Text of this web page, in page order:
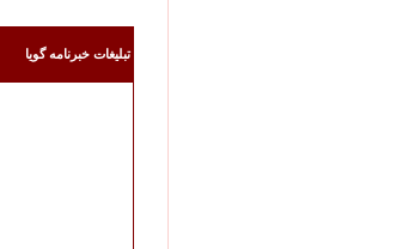
تبليغات خبرنامه گويا